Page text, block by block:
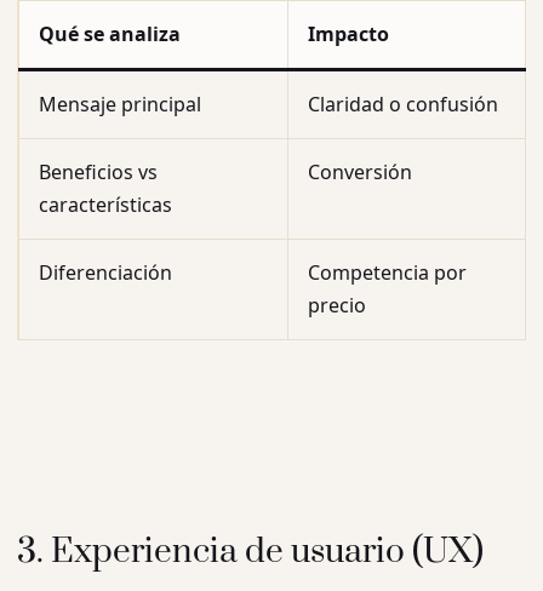
Qué se analiza Impacto
Mensaje principal Claridad o confusión
Beneficios vs
características
Conversión
Diferenciación
Competencia por
precio
3. Experiencia de usuario (UX)